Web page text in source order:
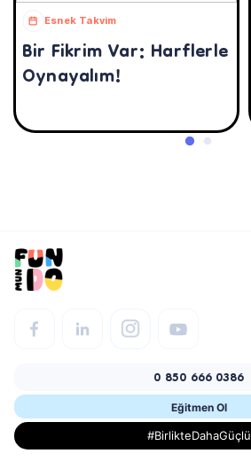
Esnek Takvim
Bir Fikrim Var: Harflerle
Oynayalım!
0 850 666 0386
Eğitmen Ol
#BirlikteDahaGüçlü